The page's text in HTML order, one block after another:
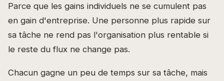
Parce que les gains individuels ne se cumulent pas
en gain d'entreprise. Une personne plus rapide sur
sa tâche ne rend pas l'organisation plus rentable si
le reste du flux ne change pas.
Chacun gagne un peu de temps sur sa tâche, mais